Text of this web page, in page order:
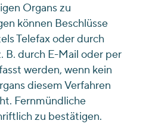
Organs zu
können Beschlüsse
Telefax oder durch
B. durch E-Mail oder per
werden, wenn kein
diesem Verfahren
Fernmündliche
zu bestätigen.